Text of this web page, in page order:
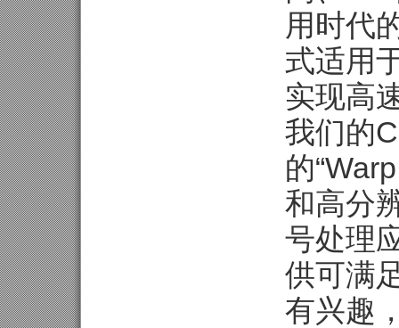
用时代
式适用
实现高
我们的
的
和高分
号处理
供可满
有兴趣